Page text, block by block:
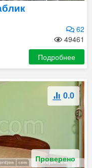
62
49461
Подробнее
0.0
Проверено